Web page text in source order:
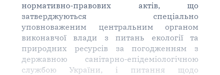
нормативно-правових актів, що
затверджуються спеціально
уповноваженим центральним органом
виконавчої влади з питань екології та
природних ресурсів за погодженням з
державною санітарно-епідеміологічною
службою України, і питання щодо